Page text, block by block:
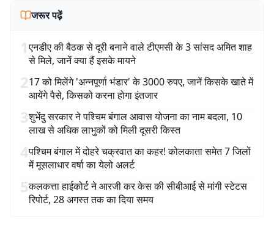
जरूर पढ़ें
1एनडीए की बैठक से दूरी बनाने वाले टीएमसी के 3 सांसद अमित शाह
से मिले, जानें क्या हैं इसके मायने
217 को मिलेंगे 'अन्नपूर्णा भंडार' के 3000 रुपए, जानें किसके खाते में
आयेंगे पैसे, किसको करना होगा इंतजार
3शुभेंदु सरकार ने पश्चिम बंगाल आवास योजना का नाम बदला, 10
लाख से अधिक लाभुकों को मिली दूसरी किस्त
4पश्चिम बंगाल में दोहरे चक्रवात का कहर! कोलकाता समेत 7 जिलों
में मूसलाधार वर्षा का येलो अलर्ट
5कलकत्ता हाईकोर्ट ने आरजी कर केस की सीबीआई से मांगी स्टेटस
रिपोर्ट, 28 अगस्त तक का दिया समय